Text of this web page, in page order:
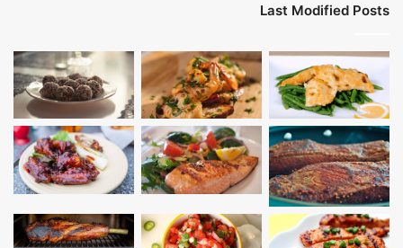
Last Modified Posts